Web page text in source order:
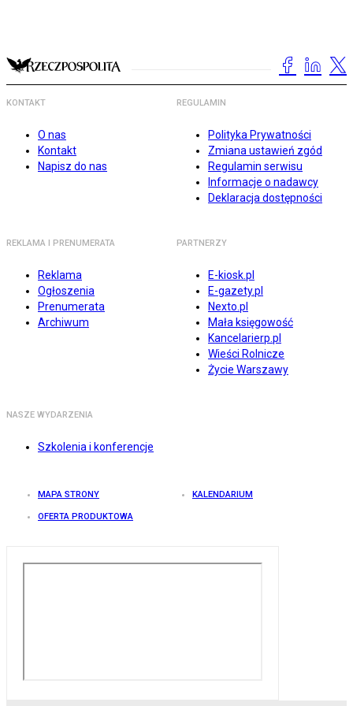
KONTAKT
O nas
Kontakt
Napisz do nas
REGULAMIN
Polityka Prywatności
Zmiana ustawień zgód
Regulamin serwisu
Informacje o nadawcy
Deklaracja dostępności
REKLAMA I PRENUMERATA
Reklama
Ogłoszenia
Prenumerata
Archiwum
PARTNERZY
E-kiosk.pl
E-gazety.pl
Nexto.pl
Mała księgowość
Kancelarierp.pl
Wieści Rolnicze
Życie Warszawy
NASZE WYDARZENIA
Szkolenia i konferencje
MAPA STRONY KALENDARIUM
OFERTA PRODUKTOWA